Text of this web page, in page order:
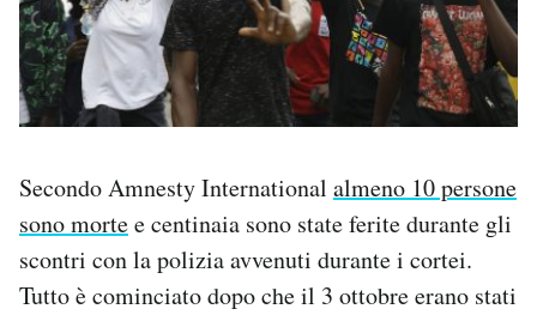
Secondo Amnesty International almeno 10 persone
sono mortee centinaia sono state ferite durante gli
scontri con la polizia avvenuti durante i cortei.
Tutto è cominciato dopo che il 3 ottobre erano stati